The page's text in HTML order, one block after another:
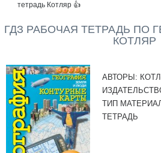
тетрадь Котляр 👍
ГДЗ РАБОЧАЯ ТЕТРАДЬ ПО
КОТЛЯР
АВТОРЫ:
ТИП
ТЕТРАДЬ